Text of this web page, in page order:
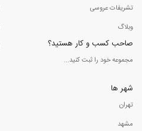
تشریفات عروسی
وبلاگ
صاحب کسب و کار هستید؟
مجموعه خود را ثبت کنید...
شهر ها
تهران
مشهد